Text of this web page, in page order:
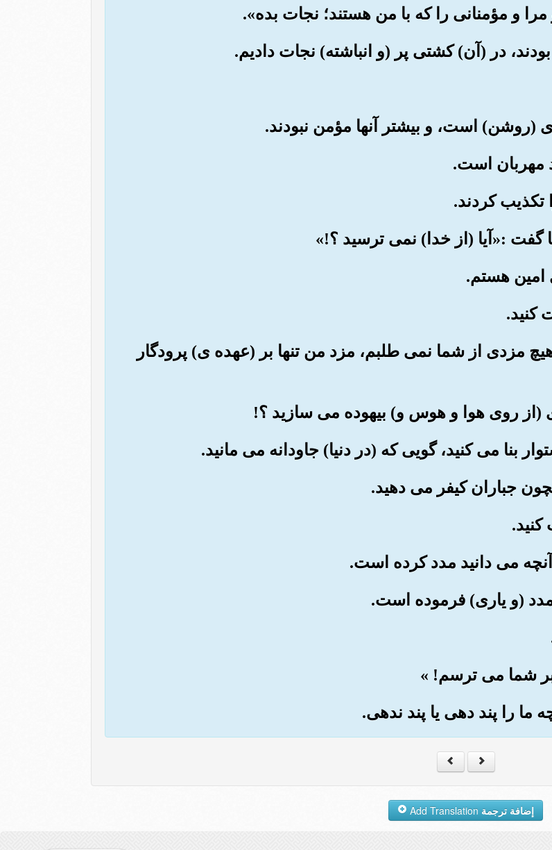
مزدی از شما نمی طلبم، مزد من تنها بر (عهده ی) پرودگار
إضافة ترجمة